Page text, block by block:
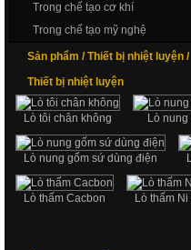
Trong chế tạo cơ khí
Trong chế tạo mỹ nghệ
Sản phẩm / Thiết bị nhiệt luyện /
Thiết bị nhiệt luyện
Lò tôi chân không Lò
Lò nung gốm sứ dùng điện
Lò thấm Cacbon Lò thấm Ni